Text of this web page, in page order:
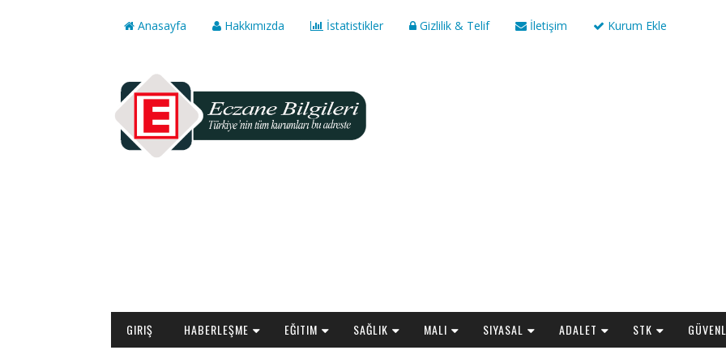
Anasayfa Hakkımızda İstatistikler Gizlilik & Telif İletişim Kurum Ekle
GIRIŞ HABERLEŞME EĞITIM SAĞLIK MALI SIYASAL ADALET STK